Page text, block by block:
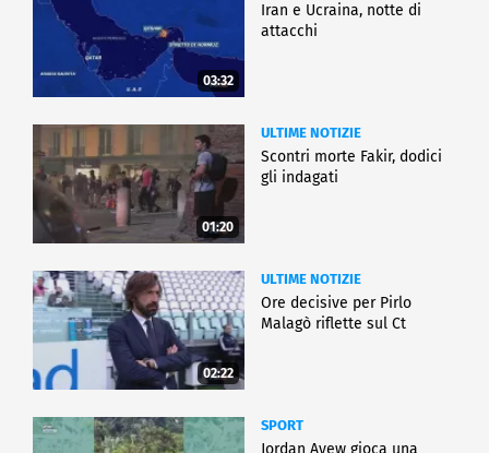
03:32
Iran e Ucraina, notte di
attacchi
01:20
ULTIME NOTIZIE
Scontri morte Fakir, dodici
gli indagati
02:22
ULTIME NOTIZIE
Ore decisive per Pirlo
Malagò riflette sul Ct
SPORT